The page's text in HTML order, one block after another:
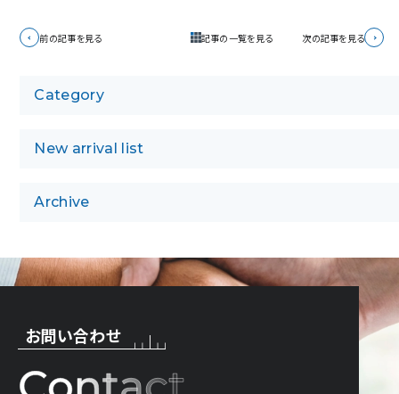
前の記事を見る 記事の一覧を見る 次の記事を見る
Category
New arrival list
Archive
お問い合わせ